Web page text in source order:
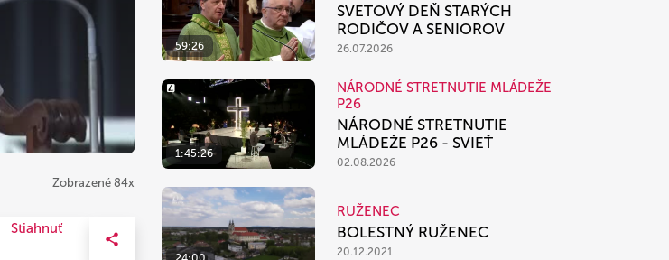
Zobrazené 84x
Stiahnuť
59:26
SVETOVÝ DEŇ STARÝCH
RODIČOV A SENIOROV
26.07.2026
1:45:26
NÁRODNÉ STRETNUTIE MLÁDEŽE
P26
NÁRODNÉ STRETNUTIE
MLÁDEŽE P26 - SVIEŤ
02.08.2026
RUŽENEC
BOLESTNÝ RUŽENEC
20.12.2021